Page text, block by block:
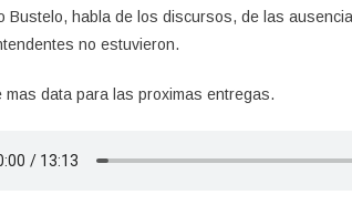
Bustelo, habla de los discursos, de las
no estuvieron.
mas data para las proximas entregas.